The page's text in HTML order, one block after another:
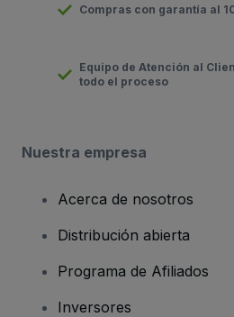
Compras con garantía al
Equipo de Atención al
todo el proceso
Nuestra empresa
Acerca de nosotros
Distribución abierta
Programa de Afiliados
Inversores